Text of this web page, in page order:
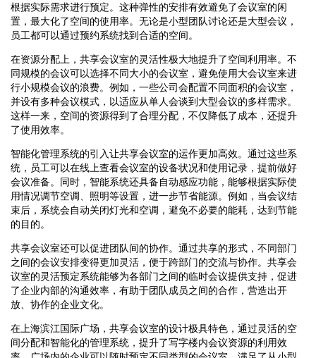
根据实际需求进行预定。这种弹性的安排有效避免了会议室的闲
置，最大化了空间的使用率。无论是小型团队讨论还是大型会议，
员工都可以通过预约系统找到合适的空间。
在资源分配上，共享会议室的灵活性极大地提升了空间利用率。不
同规模的会议可以选择不同大小的会议室，避免使用大会议室来进
行小规模会议的浪费。例如，一些公司会配置不同面积的会议室，
并设有多种会议模式，以适应从单人会谈到大型会议的多样需求。
这样一来，空间的资源得到了合理分配，不仅降低了成本，还提升
了使用效率。
智能化管理系统的引入让共享会议室的运作更加高效。通过这些系
统，员工可以在线上查看会议室的设备状况和使用记录，提前做好
会议准备。同时，智能系统还具备自动感应功能，能够根据实际使
用情况调节空调、照明等设置，进一步节省能源。例如，当会议结
束后，系统会自动关闭灯光和空调，避免不必要的能耗，达到节能
的目的。
共享会议室还可以促进团队间的协作。通过共享的形式，不同部门
之间的会议安排变得更加灵活，便于跨部门的交流与协作。共享会
议室的灵活预定系统能够为各部门之间的临时会议提供支持，促进
了企业内部的沟通效率，有助于团队成员之间的合作，营造出开
放、协作的企业文化。
在上海滨江国际广场，共享会议室的设计极具特色，通过灵活的空
间分配和智能化的管理系统，提升了写字楼内会议资源的利用效